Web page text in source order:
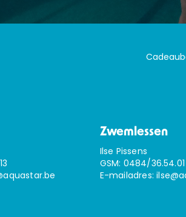
Zwemlessen
Ilse Pissens
GSM: 0484/36.54.01
E-mailadres: